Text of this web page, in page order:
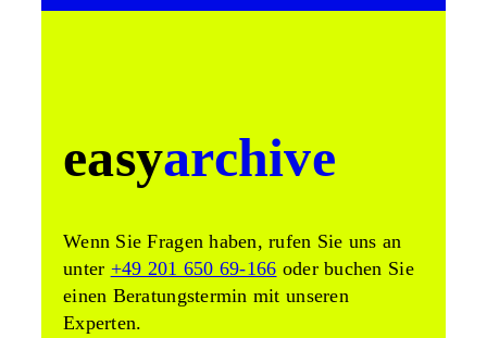
easyarchive
Wenn Sie Fragen haben, rufen Sie uns an
unter +49 201 650 69-166 oder buchen Sie
einen Beratungstermin mit unseren
Experten.